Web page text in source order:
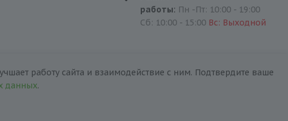
работы: Пн -Пт: 10:00 - 19:00
Сб: 10:00 - 15:00 Вс: Выходной
работу сайта и взаимодействие с ним. Подтвердите ваше
данных.